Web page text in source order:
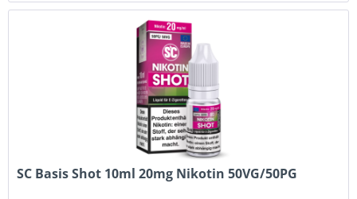
SC Basis Shot 10ml 20mg Nikotin 50VG/50PG